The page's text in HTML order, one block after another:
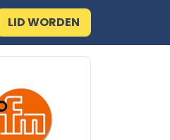
LID WORDEN